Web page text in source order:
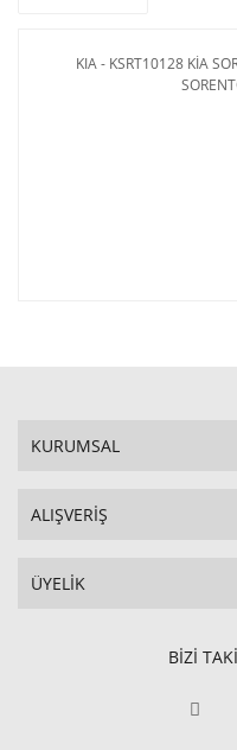
KIA - KSRT10128 KİA
KURUMSAL
ALIŞVERİŞ
ÜYELİK
BİZİ